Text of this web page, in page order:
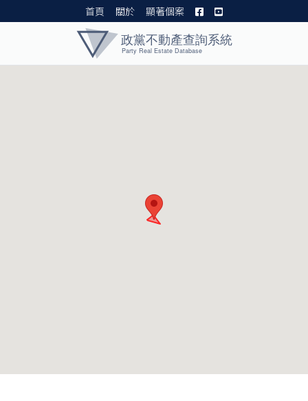
首頁 關於 顯著個案